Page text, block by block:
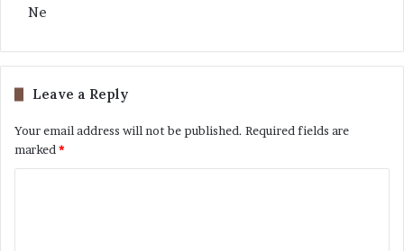
Ne
Leave a Reply
Your email address will not be published. Required fields are
marked *